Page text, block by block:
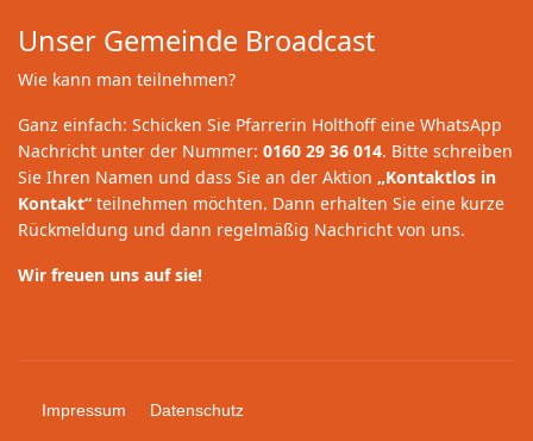
Unser Gemeinde Broadcast
Wie kann man teilnehmen?
Ganz einfach: Schicken Sie Pfarrerin Holthoff eine WhatsApp
Nachricht unter der Nummer: 0160 29 36 014. Bitte schreiben
Sie Ihren Namen und dass Sie an der Aktion „Kontaktlos in
Kontakt“ teilnehmen möchten. Dann erhalten Sie eine kurze
Rückmeldung und dann regelmäßig Nachricht von uns.
Wir freuen uns auf sie!
Impressum Datenschutz